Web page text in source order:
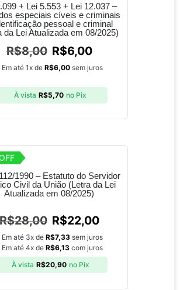
+ Lei 5.553 + Lei 12.037 –
especiais cíveis e criminais
pessoal e criminal
da Lei Atualizada em 08/2025)
R$8,00 R$6,00
Em até 1x de R$6,00 sem juros
À vista R$5,70 no Pix
1990 – Estatuto do Servidor
Civil da União (Letra da Lei
Atualizada em 08/2025)
R$28,00 R$22,00
Em até 3x de R$7,33 sem juros
Em até 4x de R$6,13 com juros
À vista R$20,90 no Pix